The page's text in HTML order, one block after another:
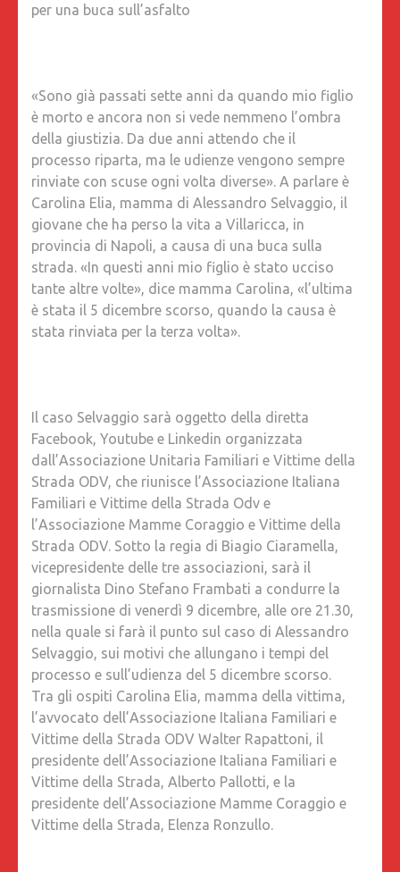
per una buca sull’asfalto
«Sono già passati sette anni da quando mio figlio
è morto e ancora non si vede nemmeno l’ombra
della giustizia. Da due anni attendo che il
processo riparta, ma le udienze vengono sempre
rinviate con scuse ogni volta diverse». A parlare è
Carolina Elia, mamma di Alessandro Selvaggio, il
giovane che ha perso la vita a Villaricca, in
provincia di Napoli, a causa di una buca sulla
strada. «In questi anni mio figlio è stato ucciso
tante altre volte», dice mamma Carolina, «l’ultima
è stata il 5 dicembre scorso, quando la causa è
stata rinviata per la terza volta».
Il caso Selvaggio sarà oggetto della diretta
Facebook, Youtube e Linkedin organizzata
dall’Associazione Unitaria Familiari e Vittime della
Strada ODV, che riunisce l’Associazione Italiana
Familiari e Vittime della Strada Odv e
l’Associazione Mamme Coraggio e Vittime della
Strada ODV. Sotto la regia di Biagio Ciaramella,
vicepresidente delle tre associazioni, sarà il
giornalista Dino Stefano Frambati a condurre la
trasmissione di venerdì 9 dicembre, alle ore 21.30,
nella quale si farà il punto sul caso di Alessandro
Selvaggio, sui motivi che allungano i tempi del
processo e sull’udienza del 5 dicembre scorso.
Tra gli ospiti Carolina Elia, mamma della vittima,
l’avvocato dell’Associazione Italiana Familiari e
Vittime della Strada ODV Walter Rapattoni, il
presidente dell’Associazione Italiana Familiari e
Vittime della Strada, Alberto Pallotti, e la
presidente dell’Associazione Mamme Coraggio e
Vittime della Strada, Elenza Ronzullo.